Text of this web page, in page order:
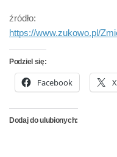
źródło:
https://www.zukowo.pl/
Podziel się:
Facebook X
Dodaj do ulubionych: